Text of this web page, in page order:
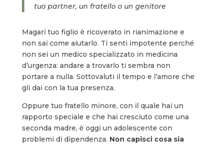
tuo partner, un fratello o un genitore
Magari tuo figlio è ricoverato in rianimazione e
non sai come aiutarlo. Ti senti impotente perché
non sei un medico specializzato in medicina
d’urgenza: andare a trovarlo ti sembra non
portare a nulla. Sottovaluti il tempo e l’amore che
gli dai con la tua presenza.
Oppure tuo fratello minore, con il quale hai un
rapporto speciale e che hai cresciuto come una
seconda madre, è oggi un adolescente con
problemi di dipendenza. Non capisci cosa sia